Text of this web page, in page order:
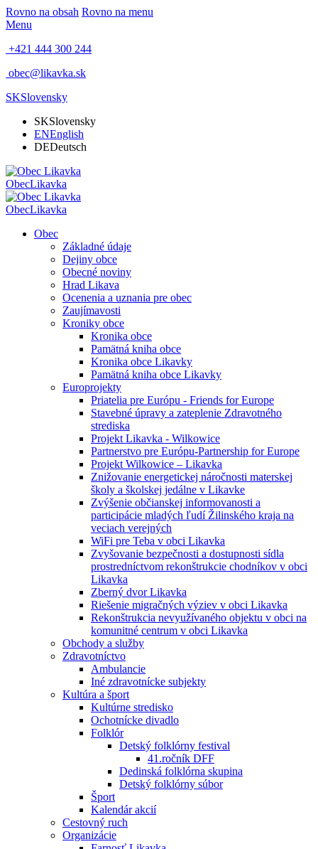
Rovno na obsah Rovno na menu
Menu
+421 444 300 244
obec@likavka.sk
SKSlovensky
SKSlovensky
ENEnglish
DEDeutsch
ObecLikavka
ObecLikavka
Obec
Základné údaje
Dejiny obce
Obecné noviny
Hrad Likava
Ocenenia a uznania pre obec
Zaujímavosti
Kroniky obce
Kronika obce
Pamätná kniha obce
Kronika obce Likavky
Pamätná kniha obce Likavky
Europrojekty
Priatelia pre Európu - Friends for Europe
Stavebné úpravy a zateplenie Zdravotného
strediska
Projekt Likavka - Wilkowice
Partnerstvo pre Európu-Partnership for Europe
Projekt Wilkowice – Likavka
Znižovanie energetickej náročnosti materskej
školy a školskej jedálne v Likavke
Zvýšenie občianskej informovanosti a
participácie mladých ľudí Žilinského kraja na
veciach verejných
WiFi pre Teba v obci Likavka
Zvyšovanie bezpečnosti a dostupnosti sídla
prostredníctvom rekonštrukcie chodníkov v obci
Likavka
Zberný dvor Likavka
Riešenie migračných výziev v obci Likavka
Rekonštrukcia nevyužívaného objektu v obci na
komunitné centrum v obci Likavka
Obchody a služby
Zdravotníctvo
Ambulancie
Iné zdravotnícke subjekty
Kultúra a šport
Kultúrne stredisko
Ochotnícke divadlo
Folklór
Detský folklórny festival
41.ročník DFF
Dedinská folklórna skupina
Detský folklórny súbor
Šport
Kalendár akcií
Cestovný ruch
Organizácie